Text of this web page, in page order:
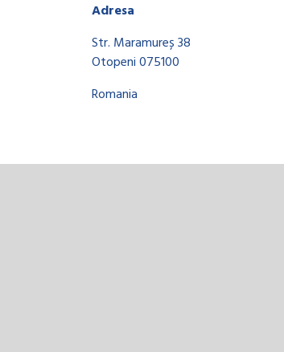
Adresa
Str. Maramureș 38
Otopeni 075100
Romania